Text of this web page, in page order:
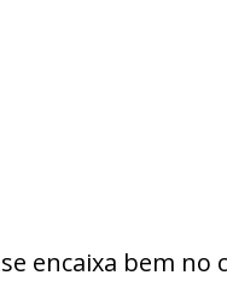
se encaixa bem no